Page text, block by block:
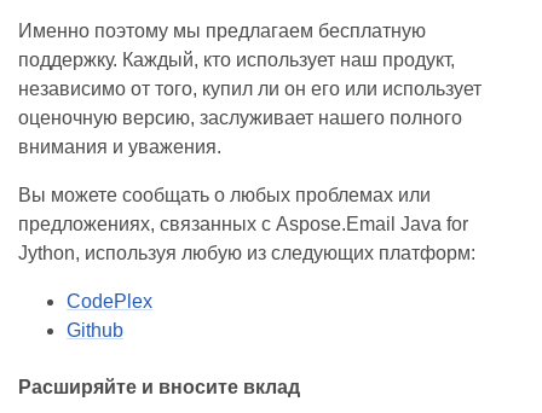
Именно поэтому мы предлагаем бесплатную
поддержку. Каждый, кто использует наш продукт,
независимо от того, купил ли он его или использует
оценочную версию, заслуживает нашего полного
внимания и уважения.
Вы можете сообщать о любых проблемах или
предложениях, связанных с Aspose.Email Java for
Jython, используя любую из следующих платформ:
CodePlex
Github
Расширяйте и вносите вклад